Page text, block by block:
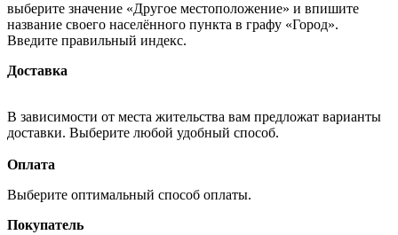
выберите значение «Другое местоположение» и впишите
название своего населённого пункта в графу «Город».
Введите правильный индекс.
Доставка
В зависимости от места жительства вам предложат варианты
доставки. Выберите любой удобный способ.
Оплата
Выберите оптимальный способ оплаты.
Покупатель